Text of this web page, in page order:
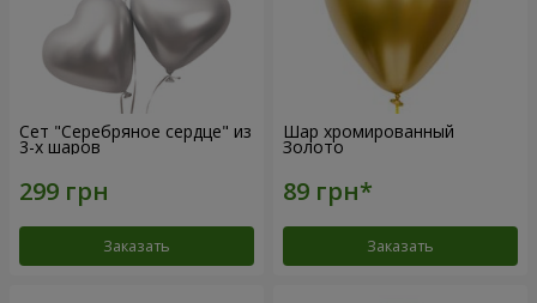
Сет "Серебряное сердце" из
3-х шаров
Заказать
Шар хромированный
Золото
Заказать